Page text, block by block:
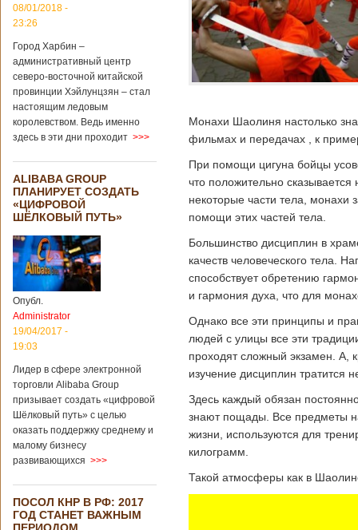
подряд Китай
становится
крупным
торговым
партнером
Германии
Как
свидетельствуют
данные, которые
Федеральным
статистическим
ведомством
Германии, в 2018
году статус самого
крупного торгового
партнера страны
остается за
Китаем, причем это
уже третий год
подряд. Объем
торговли между
Германией и
199,3 миллиарда
евро. Как
свидетельствуют
опубликованные
году размер
импорта из Китая
Подробнее...
21/02/2019 - 22:30
Китай и Россия
собираются
разрабатывать
08/01/2018 -
23:26
Город Харбин –
административный центр
северо-восточной китайской
провинции Хэйлунцзян – стал
настоящим ледовым
королевством. Ведь именно
здесь в эти дни проходит >>>
ALIBABA GROUP
ПЛАНИРУЕТ СОЗДАТЬ
«ЦИФРОВОЙ
ШЁЛКОВЫЙ ПУТЬ»
Опубл.
Administrator
19/04/2017 -
19:03
Лидер в сфере электронной
торговли Alibaba Group
призывает создать «цифровой
Шёлковый путь» с целью
оказать поддержку среднему и
малому бизнесу
развивающихся >>>
ПОСОЛ КНР В РФ: 2017
ГОД СТАНЕТ ВАЖНЫМ
Монахи Шаолиня настолько
фильмах и передачах , к
При помощи цигуна бойцы
что положительно
некоторые части тела, монахи
помощи этих частей тела.
Большинство дисциплин в
качеств человеческого тела.
способствует обретению
и гармония духа, что для
Однако все эти принципы и
людей с улицы все эти
проходят сложный экзамен. А,
изучение дисциплин тратится
Здесь каждый обязан
знают пощады. Все предметы
жизни, используются для
килограмм.
Такой атмосферы как в